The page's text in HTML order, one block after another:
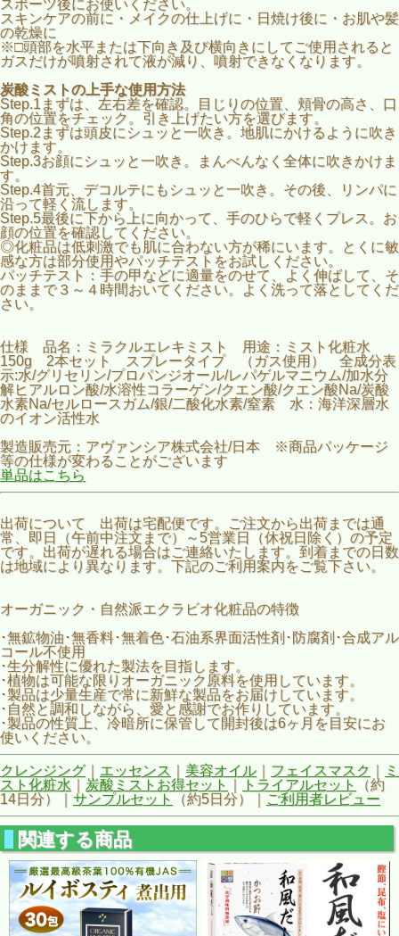
スポーツ後にお使いください。
スキンケアの前に・メイクの仕上げに・日焼け後に・お肌や髪
の乾燥に
※□頭部を水平または下向き及び横向きにしてご使用されると
ガスだけが噴射されて液が減り、噴射できなくなります。
炭酸ミストの上手な使用方法
Step.1まずは、左右差を確認。目じりの位置、頬骨の高さ、口
角の位置をチェック。引き上げたい方を選びます。
Step.2まずは頭皮にシュッと一吹き。地肌にかけるように吹き
かけます。
Step.3お顔にシュッと一吹き。まんべんなく全体に吹きかけま
す。
Step.4首元、デコルテにもシュッと一吹き。その後、リンパに
沿って軽く流します。
Step.5最後に下から上に向かって、手のひらで軽くプレス。お
顔の位置を確認してください。
◎化粧品は低刺激でも肌に合わない方が稀にいます。とくに敏
感な方は部分使用やパッチテストをお試しください。
パッチテスト：手の甲などに適量をのせて、よく伸ばして、そ
のままで３～４時間おいてください。よく洗って落としてくだ
さい。
仕様 品名：ミラクルエレキミスト 用途：ミスト化粧水
150g 2本セット スプレータイプ （ガス使用） 全成分表
示:水/グリセリン/プロパンジオール/レパゲルマニウム/加水分
解ヒアルロン酸/水溶性コラーゲン/クエン酸/クエン酸Na/炭酸
水素Na/セルロースガム/銀/二酸化水素/窒素 水：海洋深層水
のイオン活性水
製造販売元：アヴァンシア株式会社/日本 ※商品パッケージ
等の仕様が変わることがございます
単品はこちら
出荷について 出荷は宅配便です。ご注文から出荷までは通
常、即日（午前中注文まで）～5営業日（休祝日除く）の予定
です。出荷が遅れる場合はご連絡いたします。到着までの日数
は地域により異なります。下記のご利用案内をご覧下さい。
オーガニック・自然派エクラビオ化粧品の特徴
･無鉱物油･無香料･無着色･石油系界面活性剤･防腐剤･合成アル
コール不使用
･生分解性に優れた製法を目指します。
･植物は可能な限りオーガニック原料を使用しています。
･製品は少量生産で常に新鮮な製品をお届けしています。
･自然と調和しながら、愛と感謝でお作りしています。
･製品の性質上、冷暗所に保管して開封後は6ヶ月を目安にお
使いください。
クレンジング｜ エッセンス 美容オイル フェイスマスク
ミ
スト化粧水
炭酸ミストお得セット トライアルセット
（約
14日分）｜ サンプルセット （約5日分）｜ ご利用者レビュー
関連する商品